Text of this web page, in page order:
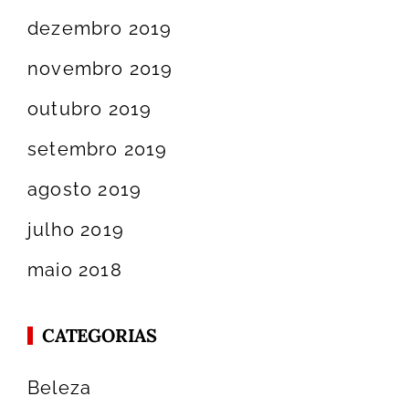
dezembro 2019
novembro 2019
outubro 2019
setembro 2019
agosto 2019
julho 2019
maio 2018
CATEGORIAS
Beleza